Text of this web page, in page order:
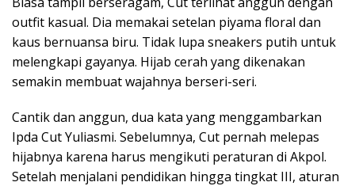
outfit kasual. Dia memakai setelan piyama floral dan
kaus bernuansa biru. Tidak lupa sneakers putih untuk
melengkapi gayanya. Hijab cerah yang dikenakan
semakin membuat wajahnya berseri-seri.
Cantik dan anggun, dua kata yang menggambarkan
Ipda Cut Yuliasmi. Sebelumnya, Cut pernah melepas
hijabnya karena harus mengikuti peraturan di Akpol.
Setelah menjalani pendidikan hingga tingkat III, aturan